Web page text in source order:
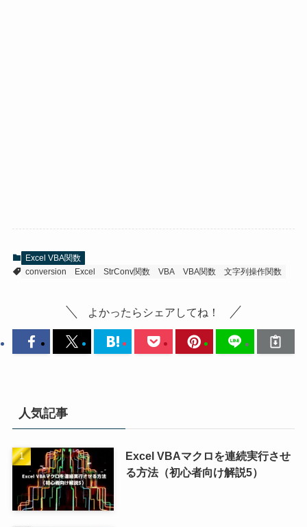
Excel VBA関数
conversion
Excel StrConv関数 VBA VBA関数 文字列操作関数
よかったらシェアしてね！
人気記事
Excel VBAマクロを連続実行させ
る方法（初心者向け解説5）